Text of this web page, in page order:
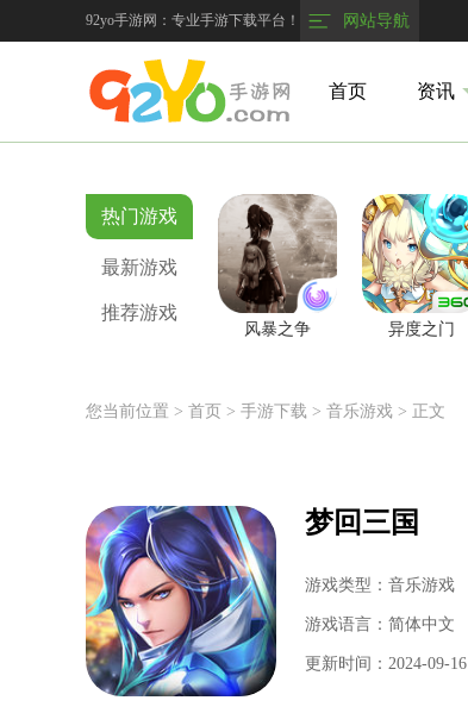
92yo手游网：专业手游下载平台！ 网站导航
首页 资讯
热门游戏
最新游戏
推荐游戏
风暴之争 异度之门
您当前位置 > 首页 > 手游下载 > 音乐游戏 > 正文
梦回三国
游戏类型：音乐游戏
游戏语言：简体中文
更新时间：2024-09-16